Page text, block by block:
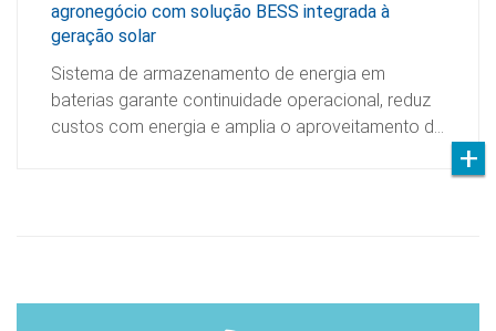
agronegócio com solução BESS integrada à
geração solar
Sistema de armazenamento de energia em
baterias garante continuidade operacional, reduz
custos com energia e amplia o aproveitamento d…